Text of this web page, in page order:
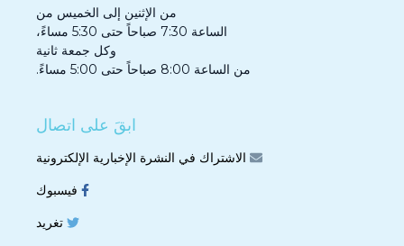
من الإثنين إلى الخميس من
الساعة 7:30 صباحاً حتى 5:30 مساءً،
وكل جمعة ثانية
من الساعة 8:00 صباحاً حتى 5:00 مساءً.
ابقَ على اتصال
الاشتراك في النشرة الإخبارية الإلكترونية
فيسبوك
تغريد